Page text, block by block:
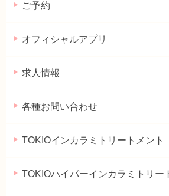
ご予約
オフィシャルアプリ
求人情報
各種お問い合わせ
TOKIOインカラミトリートメント
TOKIOハイパーインカラミトリー